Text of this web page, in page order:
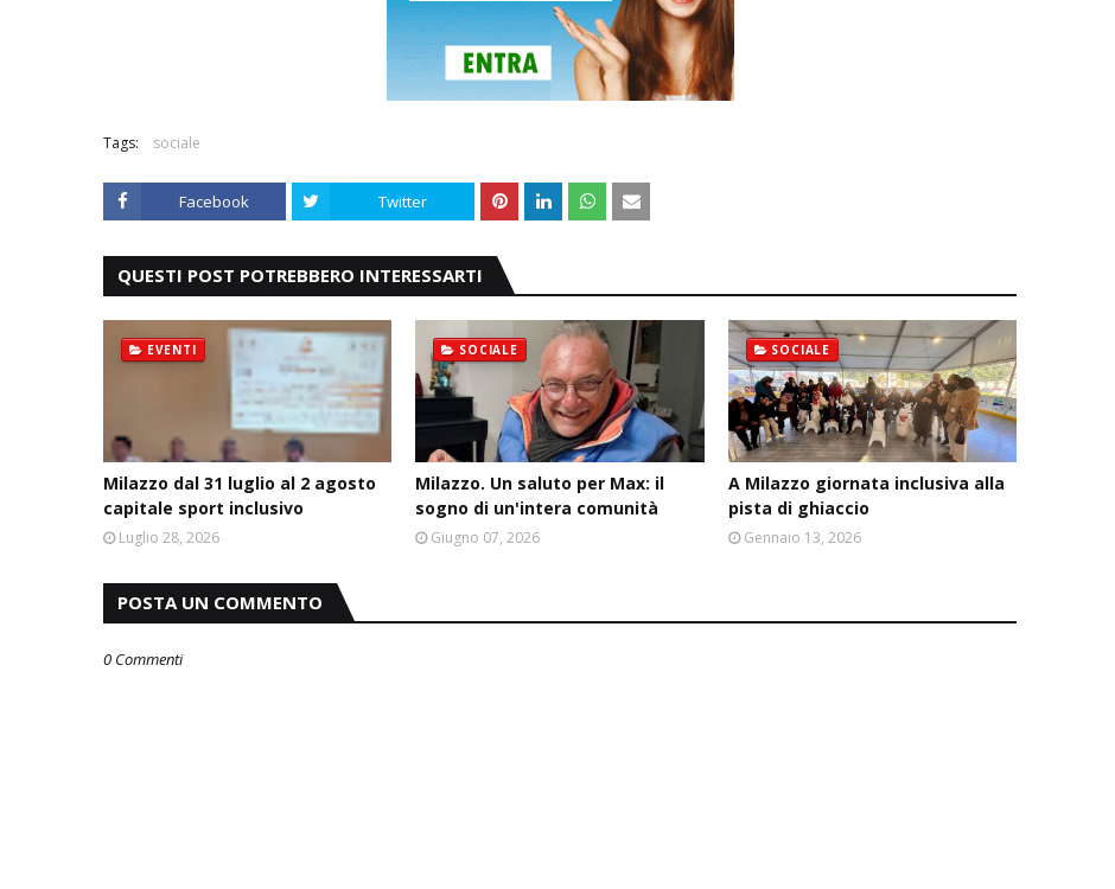
Tags: sociale
Facebook Twitter
QUESTI POST POTREBBERO INTERESSARTI
EVENTI
Milazzo dal 31 luglio al 2 agosto
capitale sport inclusivo
Luglio 28, 2026
SOCIALE
Milazzo. Un saluto per Max: il
sogno di un'intera comunità
Giugno 07, 2026
SOCIALE
A Milazzo giornata inclusiva alla
pista di ghiaccio
Gennaio 13, 2026
POSTA UN COMMENTO
0 Commenti